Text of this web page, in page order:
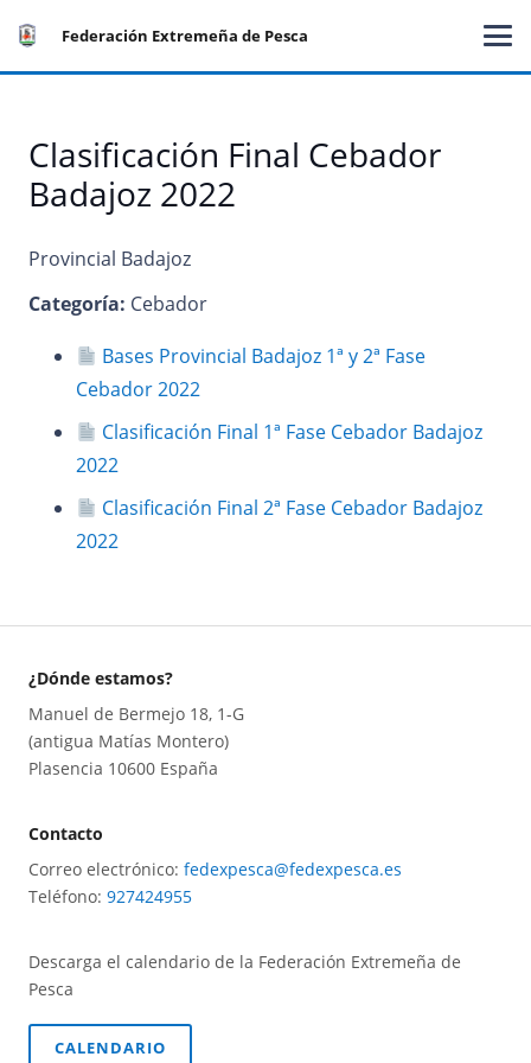
Federación Extremeña de Pesca
Clasificación Final Cebador
Badajoz 2022
Provincial Badajoz
Categoría: Cebador
Bases Provincial Badajoz 1ª y 2ª Fase
Cebador 2022
Clasificación Final 1ª Fase Cebador Badajoz
2022
Clasificación Final 2ª Fase Cebador Badajoz
2022
¿Dónde estamos?
Manuel de Bermejo 18, 1-G
(antigua Matías Montero)
Plasencia 10600 España
Contacto
Correo electrónico: fedexpesca@fedexpesca.es
Teléfono: 927424955
Descarga el calendario de la Federación Extremeña de
Pesca
CALENDARIO